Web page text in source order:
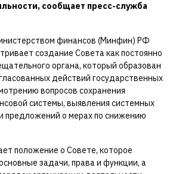
сообщает пресс-служба
финансов (Минфин) РФ
создание Совета как постоянно
органа, который образован
действий государственных
вопросов сохранения
системы, выявления системных
предложений о мерах по снижению
положение о Совете, которое
задачи, права и функции, а